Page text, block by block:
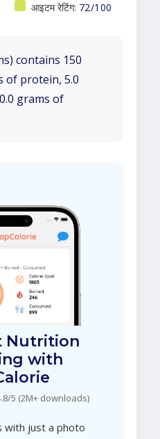
आइटम रेटिंग: 72/100
contains 150
of protein, 5.0
grams of
Nutrition
with
5 (2M+ downloads)
with just a photo